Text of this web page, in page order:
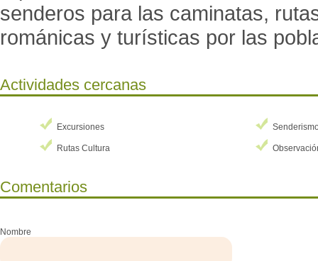
senderos para las caminatas,
románicas y turísticas por las
Actividades cercanas
Excursiones
Rutas Cultura
Comentarios
Nombre